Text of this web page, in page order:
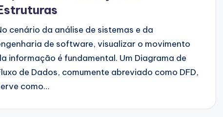
cenário da análise de sistemas e da
de software, visualizar o movimento
informação é fundamental. Um Diagrama de
de Dados, comumente abreviado como DFD,
como…